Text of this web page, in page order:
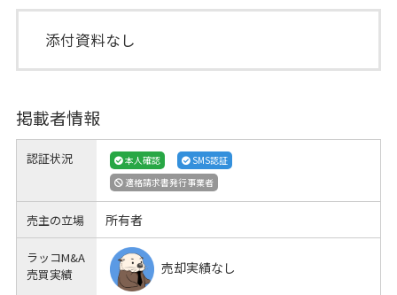
添付資料なし
掲載者情報
認証状況 本人確認
SMS認証
適格請求書発行事業者
売主の立場 所有者
ラッコM&A
売買実績
売却実績なし